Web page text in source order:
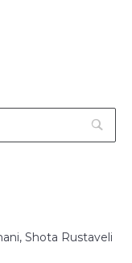
Shota Rustaveli